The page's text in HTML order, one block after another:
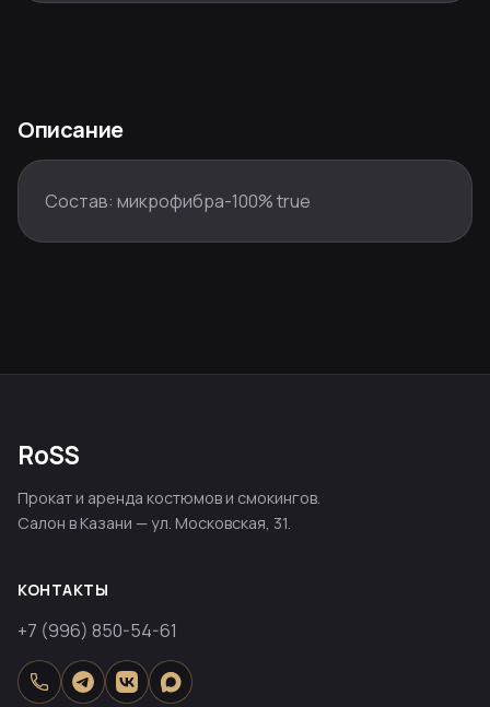
Описание
Состав: микрофибра-100% true
RoSS
Прокат и аренда костюмов и смокингов.
Салон в Казани — ул. Московская, 31.
КОНТАКТЫ
+7 (996) 850-54-61